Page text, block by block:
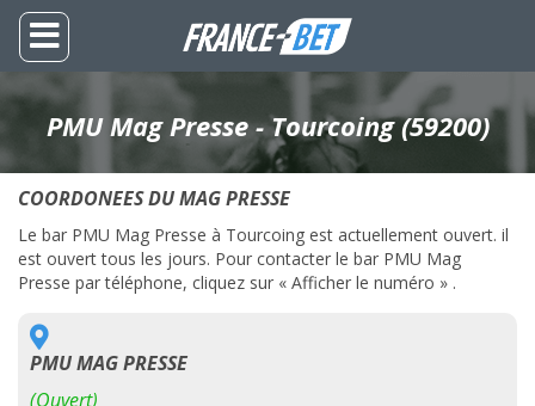
PMU Mag Presse - Tourcoing (59200)
COORDONEES DU MAG PRESSE
Le bar PMU Mag Presse à Tourcoing est actuellement ouvert. il
est ouvert tous les jours. Pour contacter le bar PMU Mag
Presse par téléphone, cliquez sur « Afficher le numéro » .
PMU MAG PRESSE
(Ouvert)